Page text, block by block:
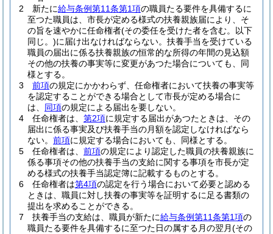
2
新たに給与条例第11条第1項の職員たる要件を具備するに
至つた職員は、市長が定める様式の扶養親族届により、そ
の旨を速やかに任命権者(その委任を受けた者を含む。以下
同じ。)に届け出なければならない。 扶養手当を受けている
職員の届出に係る扶養親族の恒常的な所得の年間の見込額
その他の扶養の事実等に変更があつた場合についても、同
様とする。
3
前項の規定にかかわらず、任命権者において扶養の事実等
を認定することができる場合として市長が定める場合に
は、 同項の規定による届出を要しない。
4
任命権者は、 第2項に規定する届出があつたときは、その
届出に係る事実及び扶養手当の月額を認定しなければなら
ない。 前項に規定する場合においても、同様とする。
5
任命権者は、 前項の規定により認定した職員の扶養親族に
係る事項その他の扶養手当の支給に関する事項を市長が定
める様式の扶養手当認定簿に記載するものとする。
6
任命権者は第4項の認定を行う場合において必要と認める
ときは、職員に対し扶養の事実等を証明するに足る書類の
提出を求めることができる。
7
扶養手当の支給は、職員が新たに給与条例第11条第1項の
職員たる要件を具備するに至つた日の属する月の翌月(その